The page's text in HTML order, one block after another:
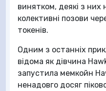
винятком, деякі з них
колективні позови
токенів.
Одним з останніх
відома як дівчина
запустила мемкойн
ненадовго досяг